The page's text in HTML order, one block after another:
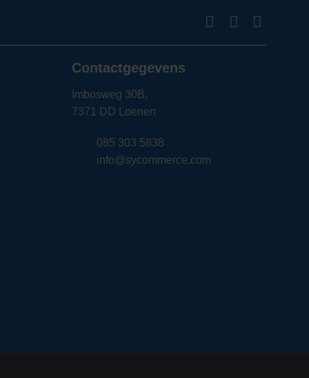
Contactgegevens
Imbosweg 30B,
7371 DD Loenen
085 303 5838
info@sycommerce.com